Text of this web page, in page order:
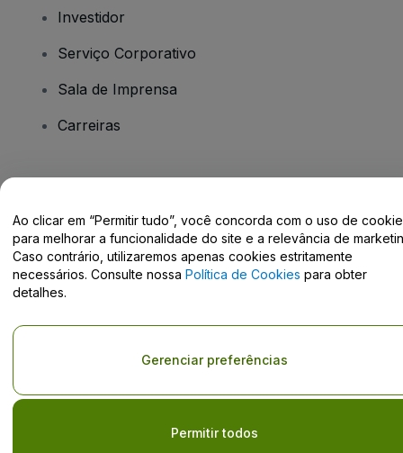
Investidor
Serviço Corporativo
Sala de Imprensa
Carreiras
Centro de Ajuda / Fale Conosco
O uso deste site constitui aceitação dos
Termos e Condições
Política de PrivacidadeePolítica de CookiesePolítica de
Não compartilhar minhas informações pessoais/Suas opções de
Ao clicar em “Permitir tudo”, você concorda com o uso de
para melhorar a funcionalidade do site e a relevância de
Caso contrário, utilizaremos apenas cookies estritamente
necessários. Consulte nossa Política de Cookies para obter
detalhes.
Permitir todos
Gerenciar preferências